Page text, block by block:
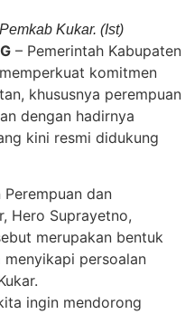
Kukar. (Ist)
– Pemerintah Kabupaten
komitmen
khususnya perempuan
dengan hadirnya
kini resmi didukung
Perempuan dan
Hero Suprayetno,
merupakan bentuk
menyikapi persoalan
ingin mendorong